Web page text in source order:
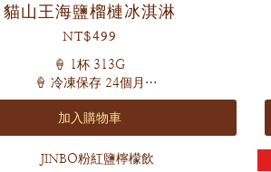
貓山王海鹽榴槤冰淇淋
NT$499
🍦 1杯 313G
🍦 冷凍保存 24個月
榴槤界的愛馬仕
正宗馬來西亞進口
帶有濃厚的果甜 香氣不腥不臭
加入購物車